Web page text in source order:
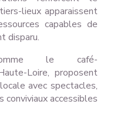
lieux apparaissent
capables de
disparu.
le café-
Loire, proposent
avec spectacles,
accessibles